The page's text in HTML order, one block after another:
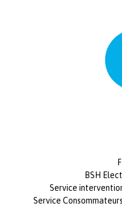
BSH
Service
Service